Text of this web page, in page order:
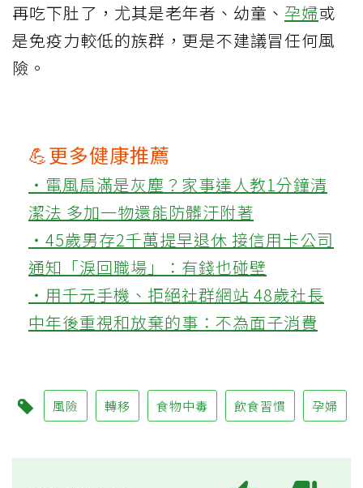
再吃下肚了，尤其是老年者、幼童、 孕婦或
是免疫力較低的族群，更是不建議冒任何風
險。
💪更多健康推薦
‧電風扇滿是灰塵？家事達人教1分鐘清
潔法 多加一物還能防髒汙附著
‧45歲男存2千萬提早退休 接信用卡公司
通知「淚回職場」：有錢也碰壁
‧用千元手機、拒絕社群網站 48歲社長
中年後重視和放棄的事：不為面子消費
風險 轉移 食物中毒 飲食習慣 孕婦